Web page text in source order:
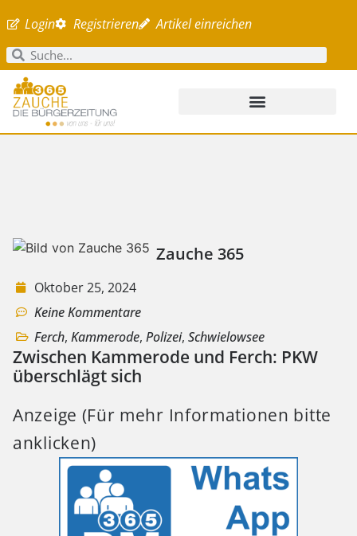
Login Registrieren Artikel einreichen
Zauche 365
Oktober 25, 2024
Keine Kommentare
Ferch, Kammerode, Polizei, Schwielowsee
Zwischen Kammerode und Ferch: PKW
überschlägt sich
Anzeige (Für mehr Informationen bitte
anklicken)